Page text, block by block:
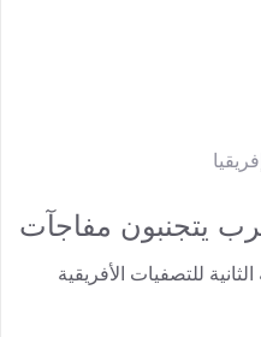
يتجنبون مفاجآت
للتصفيات الأفريقية